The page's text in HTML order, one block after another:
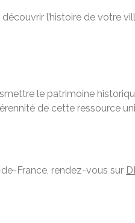
l’histoire de votre
le patrimoine
de cette ressource
de-France, rendez-vous sur